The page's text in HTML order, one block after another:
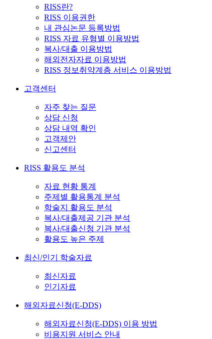
RISS란?
RISS 이용권한
내 관심논문 등록방법
RISS 자료 유형별 이용방법
복사/대출 이용방법
해외전자자료 이용방법
RISS 정보취약계층 서비스 이용방법
고객센터
자주 찾는 질문
상담 신청
상담 내역 확인
고객제안
신고센터
RISS 활용도 분석
자료 현황 통계
주제별 활용통계 분석
학술지 활용도 분석
복사/대출제공 기관 분석
복사/대출신청 기관 분석
활용도 높은 주제
최신/인기 학술자료
최신자료
인기자료
해외자료신청(E-DDS)
해외자료신청(E-DDS) 이용 방법
비용지원 서비스 안내